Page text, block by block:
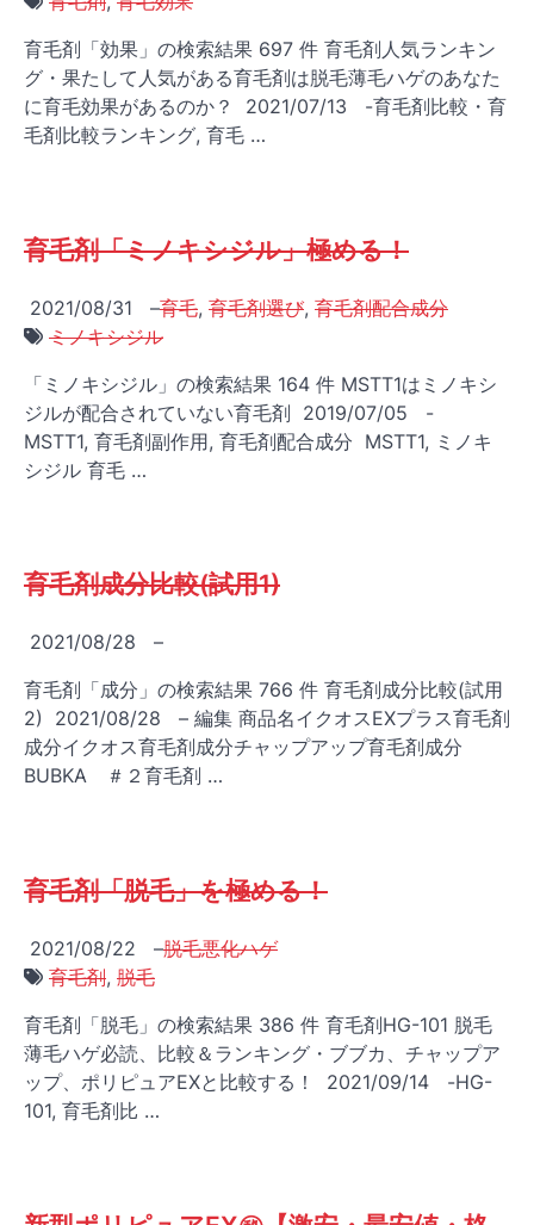
育毛剤「効果」の検索結果 697 件 育毛剤人気ランキン
グ・果たして人気がある育毛剤は脱毛薄毛ハゲのあなた
に育毛効果があるのか？ 2021/07/13 -育毛剤比較・育
毛剤比較ランキング, 育毛 …
育毛剤「ミノキシジル」極める！
2021/08/31 –育毛, 育毛剤選び, 育毛剤配合成分
ミノキシジル
「ミノキシジル」の検索結果 164 件 MSTT1はミノキシ
ジルが配合されていない育毛剤 2019/07/05 -
MSTT1, 育毛剤副作用, 育毛剤配合成分 MSTT1, ミノキ
シジル 育毛 …
育毛剤成分比較(試用1)
2021/08/28
–
育毛剤「成分」の検索結果 766 件 育毛剤成分比較(試用
2) 2021/08/28 – 編集 商品名イクオスEXプラス育毛剤
成分イクオス育毛剤成分チャップアップ育毛剤成分
BUBKA ＃２育毛剤 …
育毛剤「脱毛」を極める！
2021/08/22 –脱毛悪化ハゲ
育毛剤, 脱毛
育毛剤「脱毛」の検索結果 386 件 育毛剤HG-101 脱毛
薄毛ハゲ必読、比較＆ランキング・ブブカ、チャップア
ップ、ポリピュアEXと比較する！ 2021/09/14 -HG-
101, 育毛剤比 …